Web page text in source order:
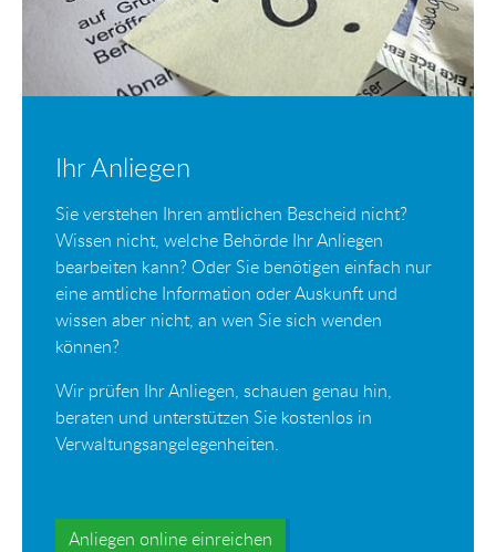
Ihr Anliegen
Sie verstehen Ihren amtlichen Bescheid nicht?
Wissen nicht, welche Behörde Ihr Anliegen
bearbeiten kann? Oder Sie benötigen einfach nur
eine amtliche Information oder Auskunft und
wissen aber nicht, an wen Sie sich wenden
können?
Wir prüfen Ihr Anliegen, schauen genau hin,
beraten und unterstützen Sie kostenlos in
Verwaltungsangelegenheiten.
Anliegen online einreichen